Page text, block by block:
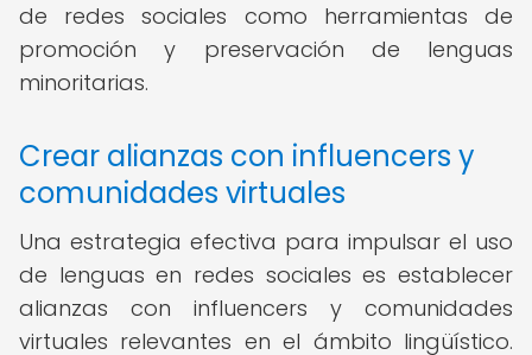
de redes sociales como herramientas de
promoción y preservación de lenguas
minoritarias.
Crear alianzas con influencers y
comunidades virtuales
Una estrategia efectiva para impulsar el uso
de lenguas en redes sociales es establecer
alianzas con influencers y comunidades
virtuales relevantes en el ámbito lingüístico.